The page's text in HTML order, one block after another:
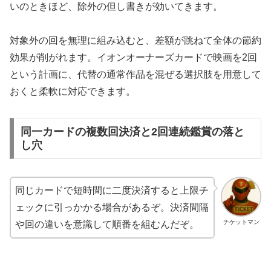
いのときほど、除外の但し書きが効いてきます。
対象外の回を無理に組み込むと、差額が跳ねて全体の節約
効果が削がれます。イオンオーナーズカードで映画を2回
という計画に、代替の通常作品を混ぜる選択肢を用意して
おくと柔軟に対応できます。
同一カードの複数回決済と2回連続鑑賞の落と
し穴
チケットマン
同じカードで短時間に二度決済すると上限チ
ェックに引っかかる場合があるぞ。決済間隔
や回の違いを意識して順番を組むんだぞ。